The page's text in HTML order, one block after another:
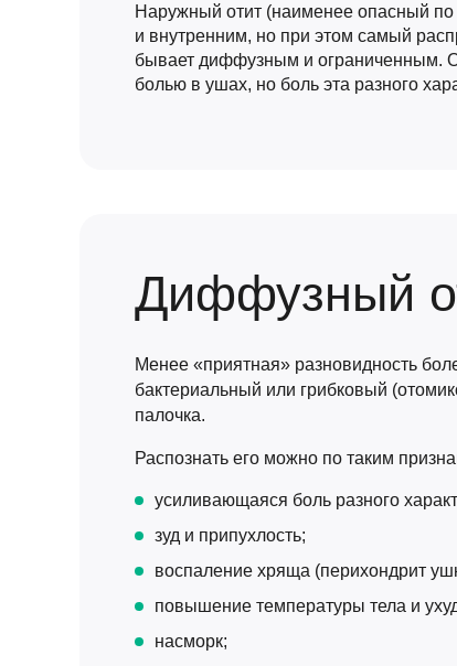
Наружный отит (наименее опасный
и внутренним, но при этом самый
бывает диффузным и ограниченным.
болью в ушах, но боль эта разного
Диффузный
Менее «приятная» разновидность
бактериальный или грибковый
палочка.
Распознать его можно по таким
усиливающаяся боль разного
зуд и припухлость;
воспаление хряща (перихондрит
повышение температуры тела и
насморк;